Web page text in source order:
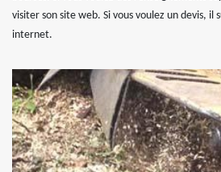
visiter son site web. Si vous voulez un devis, il
internet.